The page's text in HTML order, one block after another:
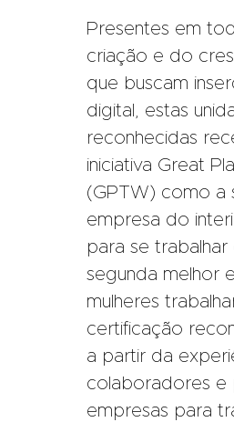
Presentes em
criação e do
que buscam
digital, estas
reconhecidas
iniciativa Great
(GPTW) como a
empresa do
para se
segunda melhor
mulheres
certificação
a partir da
colaboradores e
empresas para